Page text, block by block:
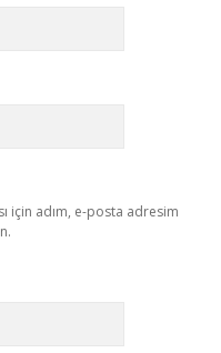
için adım, e-posta adresim